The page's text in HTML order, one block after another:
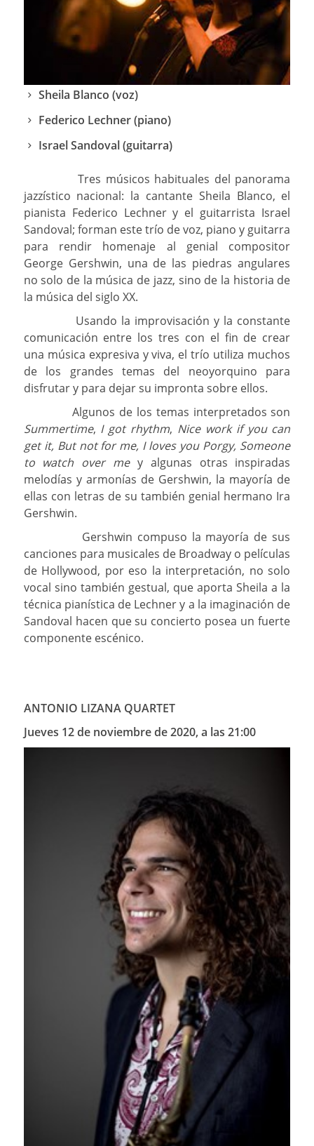
Sheila Blanco (voz)
Federico Lechner (piano)
Israel Sandoval (guitarra)
Tres músicos habituales del panorama
jazzístico nacional: la cantante Sheila Blanco, el
pianista Federico Lechner y el guitarrista Israel
Sandoval; forman este trío de voz, piano y guitarra
para rendir homenaje al genial compositor
George Gershwin, una de las piedras angulares
no solo de la música de jazz, sino de la historia de
la música del siglo XX.
Usando la improvisación y la constante
comunicación entre los tres con el fin de crear
una música expresiva y viva, el trío utiliza muchos
de los grandes temas del neoyorquino para
disfrutar y para dejar su impronta sobre ellos.
Algunos de los temas interpretados son
Summertime, I got rhythm, Nice work if you can
get it, But not for me, I loves you Porgy, Someone
to watch over mey algunas otras inspiradas
melodías y armonías de Gershwin, la mayoría de
ellas con letras de su también genial hermano Ira
Gershwin.
Gershwin compuso la mayoría de sus
canciones para musicales de Broadway o películas
de Hollywood, por eso la interpretación, no solo
vocal sino también gestual, que aporta Sheila a la
técnica pianística de Lechner y a la imaginación de
Sandoval hacen que su concierto posea un fuerte
componente escénico.
ANTONIO LIZANA QUARTET
Jueves 12 de noviembre de 2020, a las 21:00